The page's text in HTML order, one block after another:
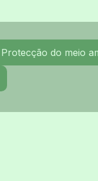
Protecção do meio